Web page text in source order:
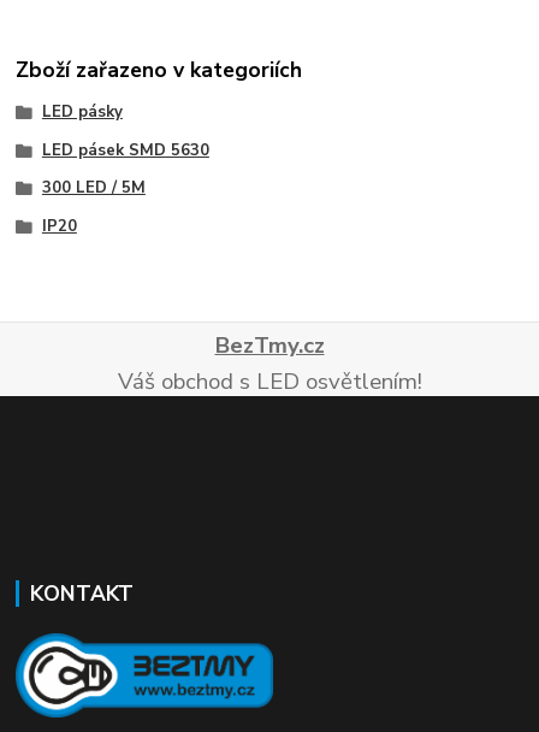
Zboží zařazeno v kategoriích
LED pásky
LED pásek SMD 5630
300 LED / 5M
IP20
BezTmy.cz
Váš obchod s LED osvětlením!
KONTAKT